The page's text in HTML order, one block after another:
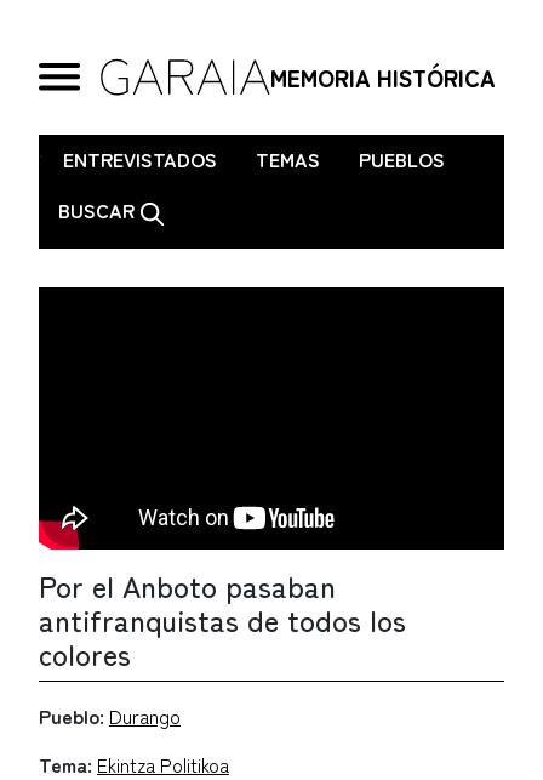
MEMORIA HISTÓRICA
. ENTREVISTADOS TEMAS
PUEBLOS
BUSCAR
Por el Anboto pasaban
antifranquistas de todos los
colores
Pueblo: Durango
Tema: Ekintza Politikoa